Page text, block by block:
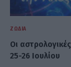
ΖΏΔΙΑ
Oι
25-26 Ιουλίου